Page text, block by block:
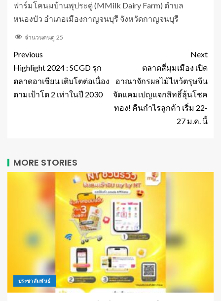
ฟาร์มโคนมบ้านพุประดู่ (MMilk Dairy Farm) ตำบล
หนองบัว อำเภอเมืองกาญจนบุรี จังหวัดกาญจนบุรี
จำนวนคนดู 25
Previous
Highlight 2024 : SCGD รุก
ตลาดอาเซียน เติบโตต่อเนื่อง
ตามเป้าโต 2 เท่าในปี 2030
Next
ตลาดสี่มุมเมือง เปิด
อาณาจักรผลไม้ไหว้ตรุษจีน
จัดแคมเปญแจกสิทธิ์ลุ้นโชค
ทอง! คืนกำไรลูกค้า เริ่ม 22-
27 ม.ค. นี้
MORE STORIES
ประชาสัมพันธ์